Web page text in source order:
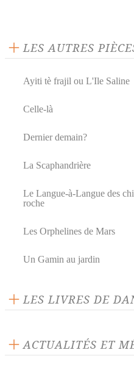
LES AUTRES
Ayiti tè frajil ou L'Ile Saline
Celle-là
Dernier demain?
La Scaphandrière
Le Langue-à-Langue des
roche
Les Orphelines de Mars
Un Gamin au jardin
LES LIVRES DE
ACTUALITÉS ET